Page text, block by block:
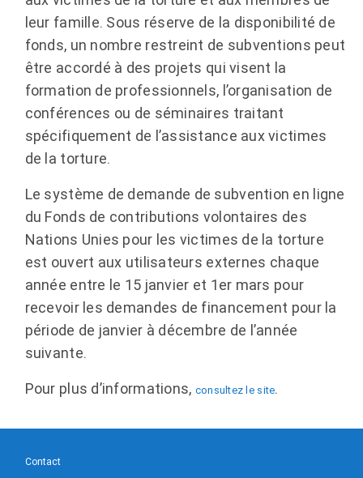
Contact
leur famille. Sous réserve de la disponibilité de
fonds, un nombre restreint de subventions peut
être accordé à des projets qui visent la
formation de professionnels, l’organisation de
conférences ou de séminaires traitant
spécifiquement de l’assistance aux victimes
de la torture.
Le système de demande de subvention en ligne
du Fonds de contributions volontaires des
Nations Unies pour les victimes de la torture
est ouvert aux utilisateurs externes chaque
année entre le 15 janvier et 1er mars pour
recevoir les demandes de financement pour la
période de janvier à décembre de l’année
suivante.
Pour plus d’informations, consultez le site.